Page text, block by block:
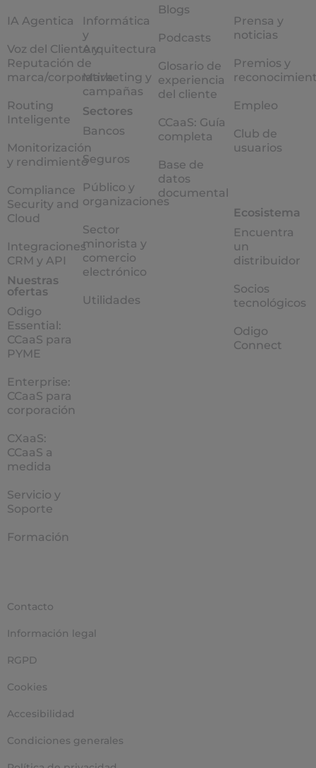
IA Agentica
Voz del Cliente y
Reputación de
marca/corporativa
Routing
Inteligente
Monitorización
y rendimiento
Compliance
Security and
Cloud
Integraciones
CRM y API
Nuestras
ofertas
Odigo
Essential:
CCaaS para
PYME
Enterprise:
CCaaS para
corporación
CXaaS:
CCaaS a
medida
Servicio y
Soporte
Formación
Informática
y
Arquitectura
Marketing y
campañas
Sectores
Bancos
Seguros
Público y
organizaciones
Sector
minorista y
comercio
electrónico
Utilidades
Blogs
Podcasts
Glosario de
experiencia
del cliente
CCaaS: Guía
completa
Base de
datos
documental
Prensa y
noticias
Premios y
Empleo
Club de
usuarios
Ecosistema
Encuentra
un
distribuidor
Socios
tecnológicos
Odigo
Connect
Contacto
Información legal
RGPD
Cookies
Accesibilidad
Condiciones generales